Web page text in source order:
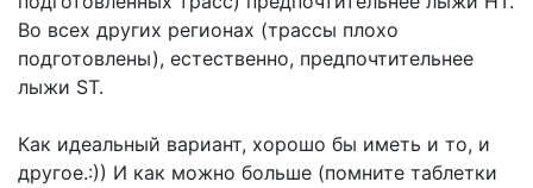
Во всех других регионах (трассы плохо
подготовлены), естественно, предпочтительнее
лыжи ST.
Как идеальный вариант, хорошо бы иметь и то, и
другое.:)) И как можно больше (помните таблетки